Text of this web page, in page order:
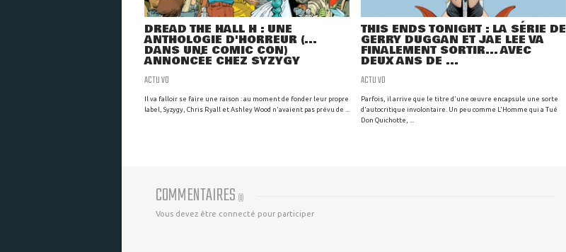
DREAD THE HALL H : UNE
ANTHOLOGIE D'HORREUR (...
DANS UNE COMIC CON)
ANNONCÉE CHEZ SYZYGY
ACTU VO
Il va falloir se faire une raison : au moment de fonder leur propre
label, Syzygy, Chris Ryall et Ashley Wood n'avaient pas prévu de ...
THIS ENDS TONIGHT : LA SÉRIE DE
GERRY DUGGAN ET JAE LEE VA
FINALEMENT SORTIR... AVEC
DEUX ANS DE ...
ACTU VO
Parfois, il arrive que le titre d'une œuvre encapsule une sorte
d'autocritique involontaire. Un peu comme L'Homme qui a Tué
Don Quichotte, ...
COMMENTAIRES (0)
Vous devez être connecté pour participer